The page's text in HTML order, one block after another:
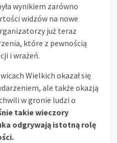
wynikiem zarówno
widzów na nowe
już teraz
które z pewnością
i wrażeń.
Wielkich okazał się
ale także okazją
w gronie ludzi o
takie wieczory
odgrywają istotną rolę